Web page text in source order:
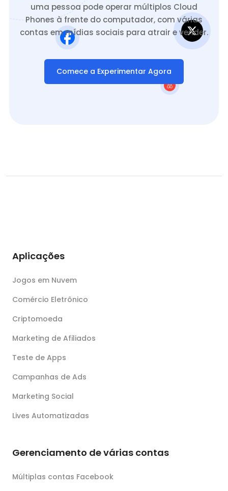
uma pessoa pode operar múltiplos Cloud
Phones à frente do computador, com várias
contas em mídias sociais para atrair e vender.
Comece a Experimentar Agora
Aplicações
Jogos em Nuvem
Comércio Eletrônico
Criptomoeda
Marketing de Afiliados
Teste de Apps
Campanhas de Ads
Marketing Social
Lives Automatizadas
Gerenciamento de várias contas
Múltiplas contas Facebook